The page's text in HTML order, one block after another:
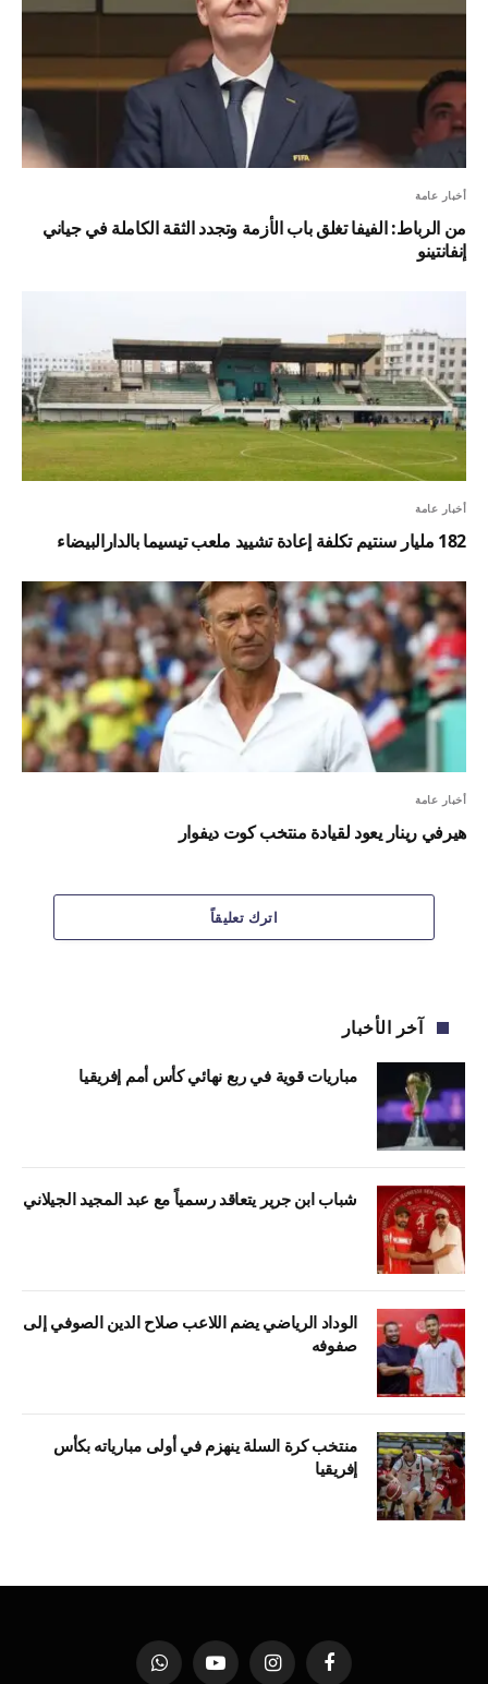
أخبار عامة
من الرباط: الفيفا تغلق باب الأزمة وتجدد الثقة الكاملة في جياني
إنفانتينو
أخبار عامة
182 مليار سنتيم تكلفة إعادة تشييد ملعب تيسيما بالدارالبيضاء
أخبار عامة
هيرفي رينار يعود لقيادة منتخب كوت ديفوار
اترك تعليقاً
آخر الأخبار
مباريات قوية في ربع نهائي كأس أمم إفريقيا
شباب ابن جرير يتعاقد رسمياً مع عبد المجيد الجيلاني
الوداد الرياضي يضم اللاعب صلاح الدين الصوفي إلى
صفوفه
منتخب كرة السلة ينهزم في أولى مبارياته بكأس
إفريقيا
فيسبوك الانستغراميوتيوب واتساب